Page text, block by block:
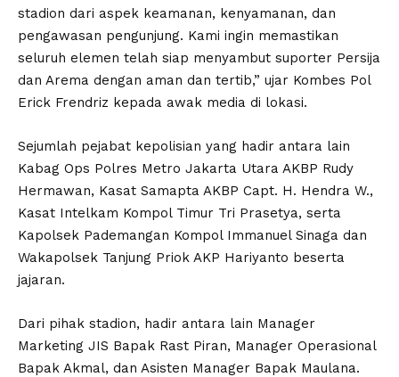
stadion dari aspek keamanan, kenyamanan, dan
pengawasan pengunjung. Kami ingin memastikan
seluruh elemen telah siap menyambut suporter Persija
dan Arema dengan aman dan tertib,” ujar Kombes Pol
Erick Frendriz kepada awak media di lokasi.
Sejumlah pejabat kepolisian yang hadir antara lain
Kabag Ops Polres Metro Jakarta Utara AKBP Rudy
Hermawan, Kasat Samapta AKBP Capt. H. Hendra W.,
Kasat Intelkam Kompol Timur Tri Prasetya, serta
Kapolsek Pademangan Kompol Immanuel Sinaga dan
Wakapolsek Tanjung Priok AKP Hariyanto beserta
jajaran.
Dari pihak stadion, hadir antara lain Manager
Marketing JIS Bapak Rast Piran, Manager Operasional
Bapak Akmal, dan Asisten Manager Bapak Maulana.